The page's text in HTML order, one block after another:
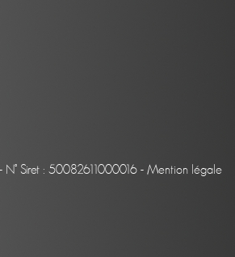
N° Siret : 50082611000016 - Mention légale